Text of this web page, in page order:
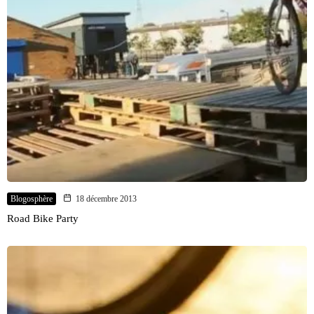
Blogosphère 18 décembre 2013
Road Bike Party